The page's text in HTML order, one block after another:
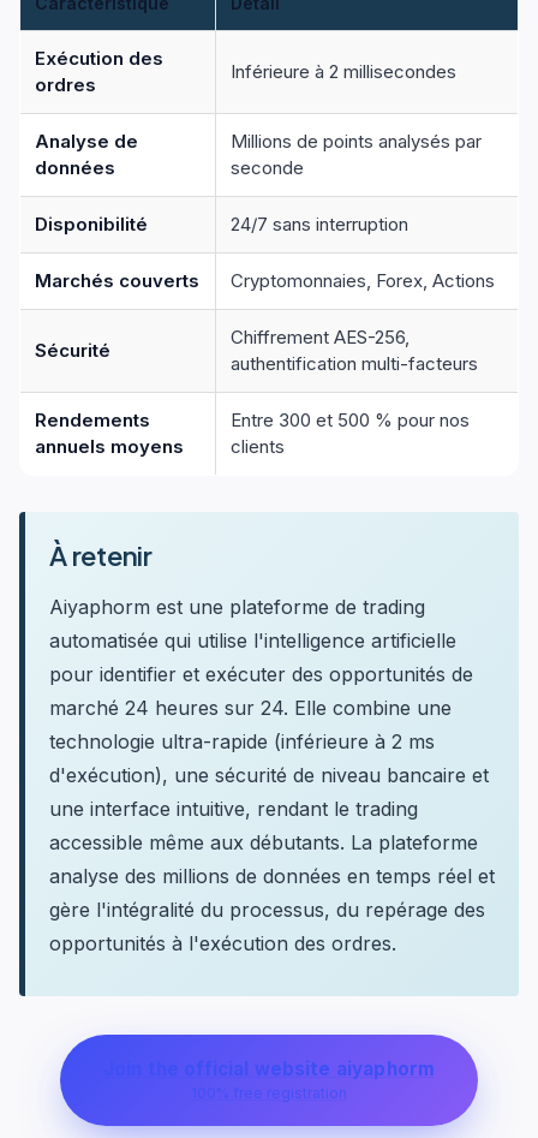
Exécution des
ordres
Inférieure à 2 millisecondes
Analyse de
données
Millions de points analysés par
seconde
Disponibilité 24/7 sans interruption
Marchés couverts Cryptomonnaies, Forex, Actions
Sécurité
Chiffrement AES-256,
authentification multi-facteurs
Rendements
annuels moyens
Entre 300 et 500 % pour nos
clients
À retenir
Aiyaphorm est une plateforme de trading
automatisée qui utilise l'intelligence artificielle
pour identifier et exécuter des opportunités de
marché 24 heures sur 24. Elle combine une
technologie ultra-rapide (inférieure à 2 ms
d'exécution), une sécurité de niveau bancaire et
une interface intuitive, rendant le trading
accessible même aux débutants. La plateforme
analyse des millions de données en temps réel et
gère l'intégralité du processus, du repérage des
opportunités à l'exécution des ordres.
Join the official website aiyaphorm
100% free registration